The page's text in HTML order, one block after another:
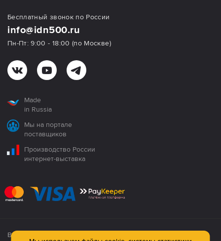
Бесплатный звонок по России
info@idn500.ru
Пн-Пт: 9:00 - 18:00 (по Москве)
Made
in Russia
Мы на портале
поставщиков
Производство России
интернет-выставка
Все продукция сертифицирована. Использование